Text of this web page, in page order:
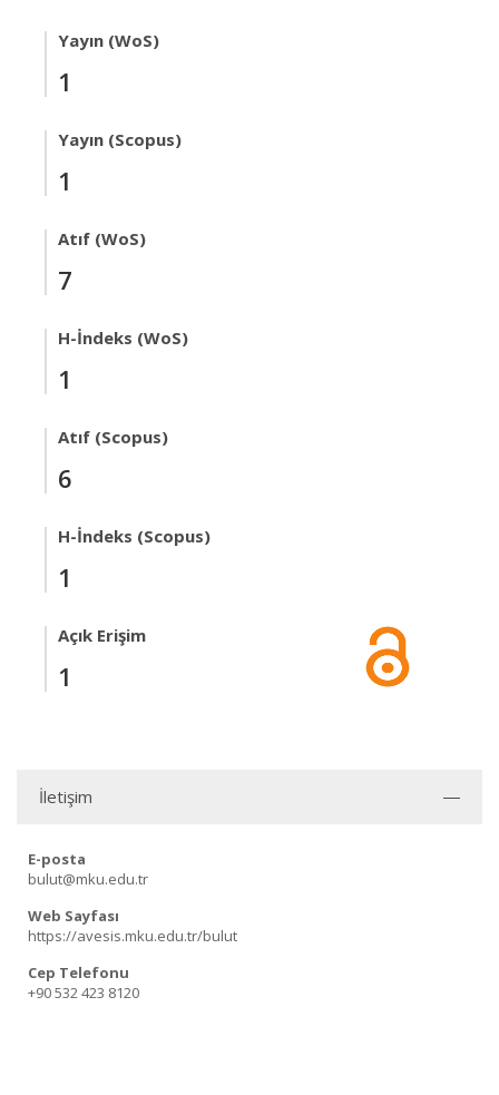
Yayın (WoS)
1
Yayın (Scopus)
1
Atıf (WoS)
7
H-İndeks (WoS)
1
Atıf (Scopus)
6
H-İndeks (Scopus)
1
Açık Erişim
1
İletişim
E-posta
bulut@mku.edu.tr
Web Sayfası
https://avesis.mku.edu.tr/bulut
Cep Telefonu
+90 532 423 8120